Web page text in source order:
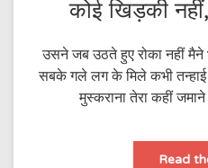
कोई खिड़की
उसने जब उठते हुए रोका नहीं
सबके गले लग के मिले कभी तन्हाई
मुस्कराना तेरा कहीं
Read